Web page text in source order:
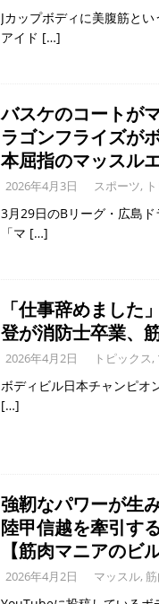
Jカップボディに美腹筋と
アイド […]
バスケのコートが
ラゴンフライズが
本屈指のマッスル
2026年4月3日 スポーツ,
3月29日のBリーグ・広島ド
「マ […]
「仕事辞めました
登が消防士卒業、
2026年4月2日 トピックス,
ボディビル日本チャンピオ
[…]
強靭なパワーが生
陸甲信越を牽引す
【筋肉マニアのビ
2026年4月2日 マッスル,